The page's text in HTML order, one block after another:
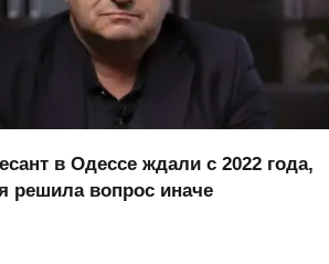
в Одессе ждали с 2022 года,
решила вопрос иначе